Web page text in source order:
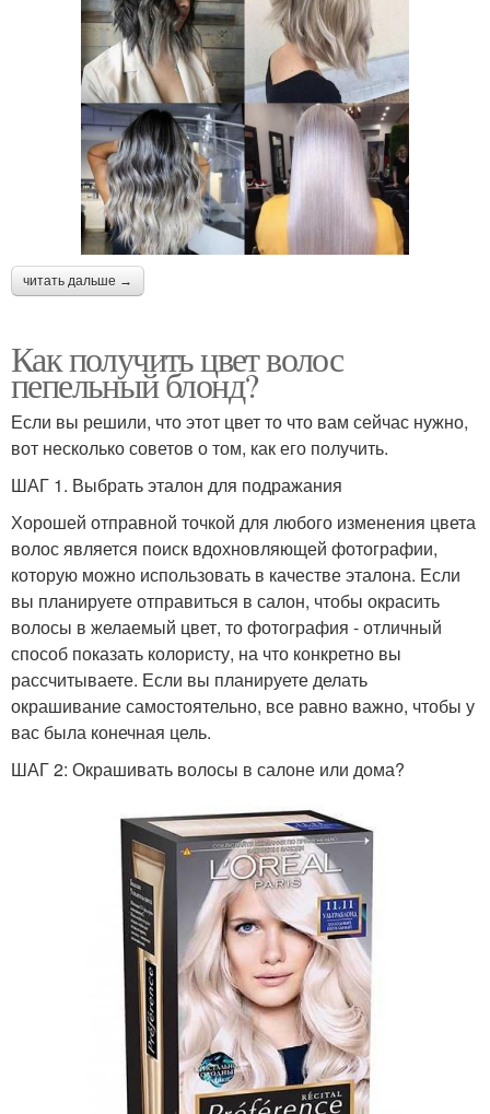
читать дальше →
Как получить цвет волос
пепельный блонд?
Если вы решили, что этот цвет то что вам сейчас нужно,
вот несколько советов о том, как его получить.
ШАГ 1. Выбрать эталон для подражания
Хорошей отправной точкой для любого изменения цвета
волос является поиск вдохновляющей фотографии,
которую можно использовать в качестве эталона. Если
вы планируете отправиться в салон, чтобы окрасить
волосы в желаемый цвет, то фотография - отличный
способ показать колористу, на что конкретно вы
рассчитываете. Если вы планируете делать
окрашивание самостоятельно, все равно важно, чтобы у
вас была конечная цель.
ШАГ 2: Окрашивать волосы в салоне или дома?